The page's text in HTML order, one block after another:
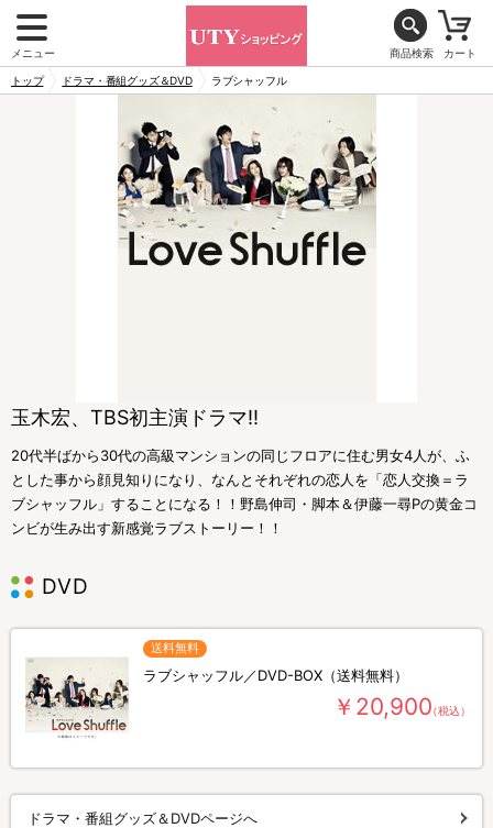
メニュー 商品検索 カート
トップ ドラマ・番組グッズ＆DVD ラブシャッフル
玉木宏、TBS初主演ドラマ!!
20代半ばから30代の高級マンションの同じフロアに住む男女4人が、ふ
とした事から顔見知りになり、なんとそれぞれの恋人を「恋人交換＝ラ
ブシャッフル」することになる！！野島伸司・脚本＆伊藤一尋Pの黄金コ
ンビが生み出す新感覚ラブストーリー！！
DVD
送料無料
ラブシャッフル／DVD-BOX（送料無料）
￥20,900（税込）
ドラマ・番組グッズ＆DVDページへ